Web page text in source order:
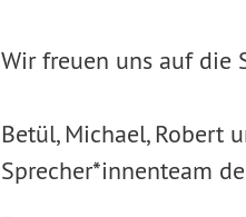
Wir freuen uns auf die
Betül, Michael, Robert
Sprecher*innenteam